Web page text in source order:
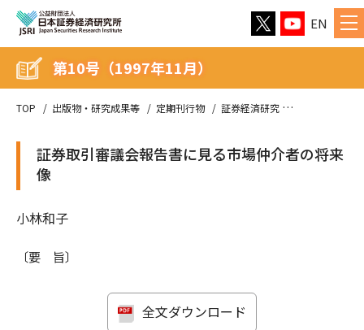
EN
TOP 出版物・研究成果等 定期刊行物 証券経済研究
第10号（1997年11月）
証券取引審議会報告書に見る市場仲介者の将来
像
小林和子
〔要 旨〕
全文ダウンロード